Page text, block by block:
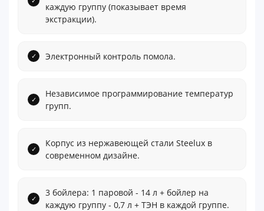
каждую группу (показывает время
экстракции).
Электронный контроль помола.
Независимое программирование температур
групп.
Корпус из нержавеющей стали Steelux в
современном дизайне.
3 бойлера: 1 паровой - 14 л + бойлер на
каждую группу - 0,7 л + ТЭН в каждой группе.